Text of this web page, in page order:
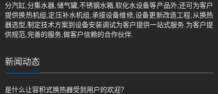
分汽缸,分集水器,储气罐,不锈钢水箱,软化水设备等产品外;还可为客户
提供换热机组,定压补水机组;承接设备维修,设备更新改造工程;从换热
器选型,制定技术方案到设备安装调试为客户提供一站式服务.为客户提
供规范,完善的服务,做客户信赖的合作伙伴.
新闻动态
是什么让容积式换热器受到用户的欢迎？